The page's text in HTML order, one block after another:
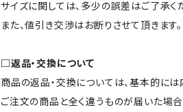
サイズに関しては、多少の誤差はご了承く
また、値引き交渉はお断りさせて頂きます。
□返品・交換について
商品の返品・交換については、基本的には
ご注文の商品と全く違うものが届いた場